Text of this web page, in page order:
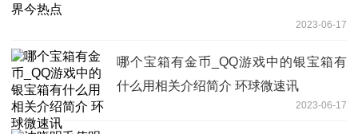
2023-06-17
哪个宝箱有金币_QQ游戏中的银宝箱有
什么用相关介绍简介 环球微速讯
2023-06-17